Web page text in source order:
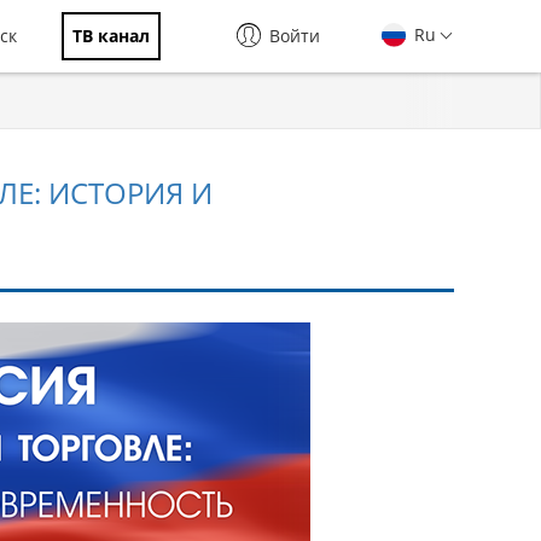
ТВ канал Ru
Войти
ИСТОРИЯ И